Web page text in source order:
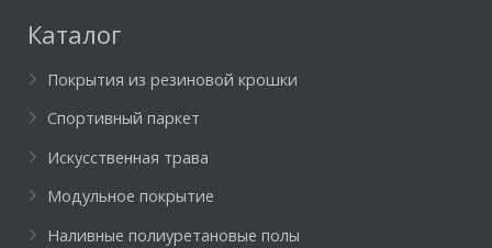
Каталог
Покрытия из резиновой крошки
Спортивный паркет
Искусственная трава
Модульное покрытие
Наливные полиуретановые полы